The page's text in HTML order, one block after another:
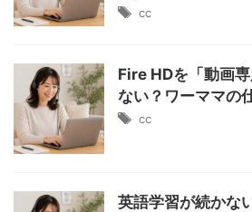
cc
Fire HDを「動画
ない？ワーママの
cc
英語学習が続かな